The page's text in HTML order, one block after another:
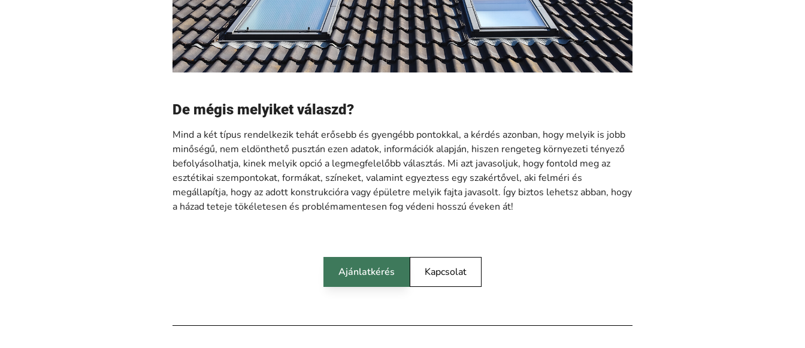
De mégis melyiket válaszd?
Mind a két típus rendelkezik tehát erősebb és gyengébb pontokkal, a kérdés azonban, hogy melyik is jobb
minőségű, nem eldönthető pusztán ezen adatok, információk alapján, hiszen rengeteg környezeti tényező
befolyásolhatja, kinek melyik opció a legmegfelelőbb választás. Mi azt javasoljuk, hogy fontold meg az
esztétikai szempontokat, formákat, színeket, valamint egyeztess egy szakértővel, aki felméri és
megállapítja, hogy az adott konstrukcióra vagy épületre melyik fajta javasolt. Így biztos lehetsz abban, hogy
a házad teteje tökéletesen és problémamentesen fog védeni hosszú éveken át!
Ajánlatkérés Kapcsolat